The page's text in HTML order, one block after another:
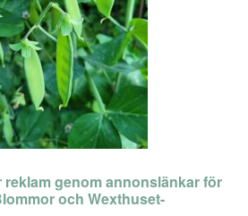
reklam genom annonslänkar för
och Wexthuset-